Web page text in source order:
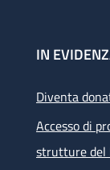
IN
Diventa
Accesso di
strutture del